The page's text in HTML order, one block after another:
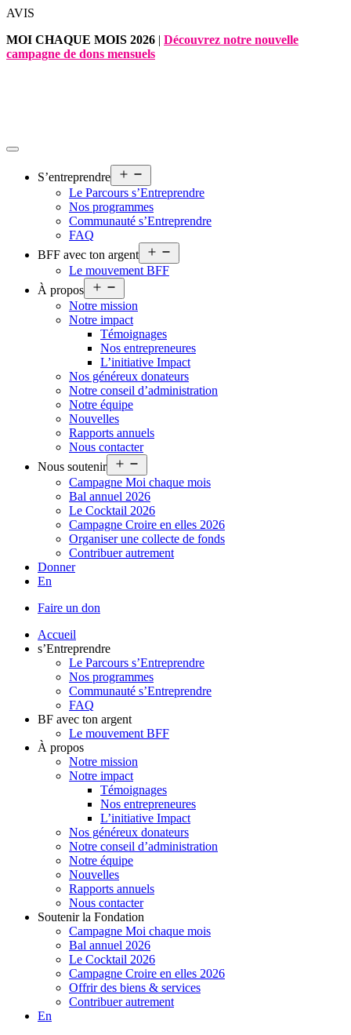
Aller
contenu
AVIS
MOI CHAQUE MOIS 2026 | Découvrez notre nouvelle
campagne de dons mensuels
S’entreprendre
le
menu
Le Parcours s’Entreprendre
Nos programmes
Communauté s’Entreprendre
FAQ
BFF avec ton argent
le
Le mouvement BFF
À propos
le
menu
Notre mission
Notre impact
Témoignages
Nos entrepreneures
L’initiative Impact
Nos généreux donateurs
Notre conseil d’administration
Notre équipe
Nouvelles
Rapports annuels
Nous contacter
Nous soutenir
le
menu
Campagne Moi chaque mois
Bal annuel 2026
Le Cocktail 2026
Campagne Croire en elles 2026
Organiser une collecte de fonds
Contribuer autrement
Donner
En
Faire un don
Accueil
s’Entreprendre
Le Parcours s’Entreprendre
Nos programmes
Communauté s’Entreprendre
FAQ
BF avec ton argent
Le mouvement BFF
À propos
Notre mission
Notre impact
Témoignages
Nos entrepreneures
L’initiative Impact
Nos généreux donateurs
Notre conseil d’administration
Notre équipe
Nouvelles
Rapports annuels
Nous contacter
Soutenir la Fondation
Campagne Moi chaque mois
Bal annuel 2026
Le Cocktail 2026
Campagne Croire en elles 2026
Offrir des biens & services
Contribuer autrement
En